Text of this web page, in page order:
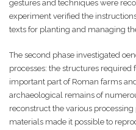
gestures and techniques were
experiment verified the
texts for planting and managing
The second phase investigated
processes: the structures required
important part of Roman farms
archaeological remains of
reconstruct the various
materials made it possible to